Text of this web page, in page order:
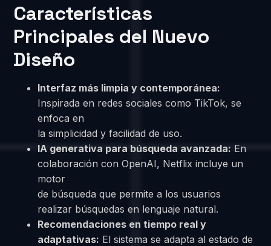
Características
Principales del Nuevo
Diseño
Interfaz más limpia y contemporánea:
Inspirada en redes sociales como TikTok, se
enfoca en
la simplicidad y facilidad de uso.
IA generativa para búsqueda avanzada: En
colaboración con OpenAI, Netflix incluye un
motor
de búsqueda que permite a los usuarios
realizar búsquedas en lenguaje natural.
Recomendaciones en tiempo real y
adaptativas: El sistema se adapta al estado de